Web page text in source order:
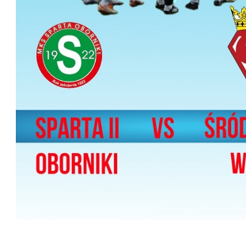
pośredników prezentujących nasze
wiadomości, ofert, komunikatów
społecznościowych.